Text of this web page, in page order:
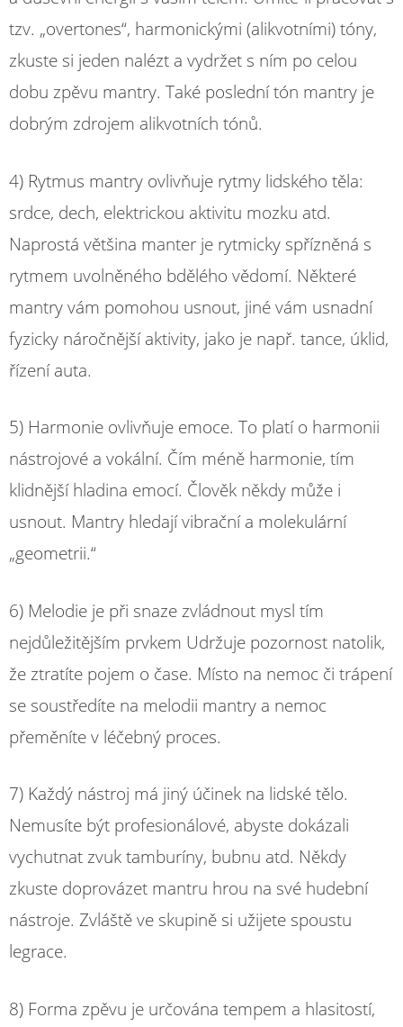
tzv. „overtones“, harmonickými (alikvotními) tóny,
zkuste si jeden nalézt a vydržet s ním po celou
dobu zpěvu mantry. Také poslední tón mantry je
dobrým zdrojem alikvotních tónů.
4) Rytmus mantry ovlivňuje rytmy lidského těla:
srdce, dech, elektrickou aktivitu mozku atd.
Naprostá většina manter je rytmicky spřízněná s
rytmem uvolněného bdělého vědomí. Některé
mantry vám pomohou usnout, jiné vám usnadní
fyzicky náročnější aktivity, jako je např. tance, úklid,
řízení auta.
5) Harmonie ovlivňuje emoce. To platí o harmonii
nástrojové a vokální. Čím méně harmonie, tím
klidnější hladina emocí. Člověk někdy může i
usnout. Mantry hledají vibrační a molekulární
„geometrii.“
6) Melodie je při snaze zvládnout mysl tím
nejdůležitějším prvkem Udržuje pozornost natolik,
že ztratíte pojem o čase. Místo na nemoc či trápení
se soustředíte na melodii mantry a nemoc
přeměníte v léčebný proces.
7) Každý nástroj má jiný účinek na lidské tělo.
Nemusíte být profesionálové, abyste dokázali
vychutnat zvuk tamburíny, bubnu atd. Někdy
zkuste doprovázet mantru hrou na své hudební
nástroje. Zvláště ve skupině si užijete spoustu
legrace.
8) Forma zpěvu je určována tempem a hlasitostí,